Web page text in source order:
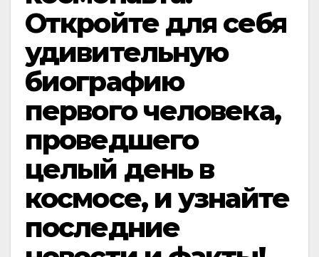
Откройте для себя
удивительную
биографию
первого человека,
проведшего
целый день в
космосе, и узнайте
последние